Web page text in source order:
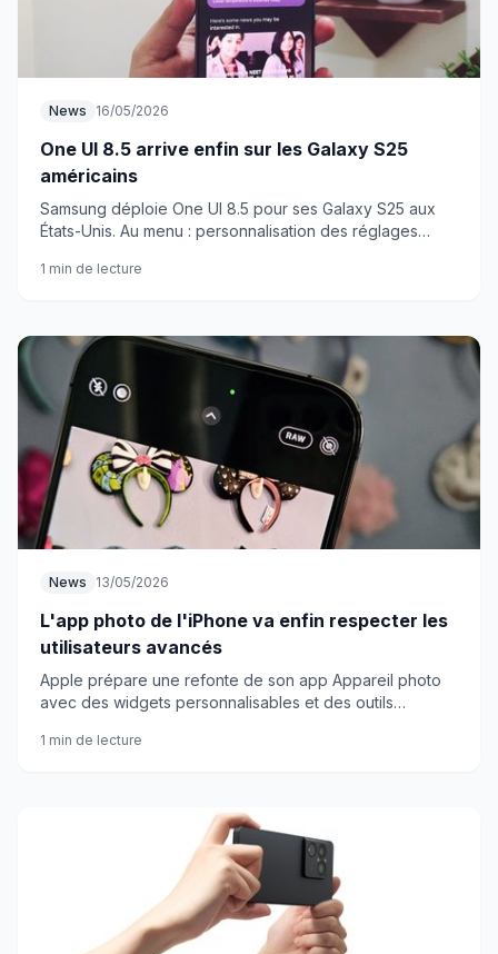
News 16/05/2026
One UI 8.5 arrive enfin sur les Galaxy S25
américains
Samsung déploie One UI 8.5 pour ses Galaxy S25 aux
États-Unis. Au menu : personnalisation des réglages
1 min de lecture
News 13/05/2026
L'app photo de l'iPhone va enfin respecter les
utilisateurs avancés
Apple prépare une refonte de son app Appareil photo
avec des widgets personnalisables et des outils
1 min de lecture